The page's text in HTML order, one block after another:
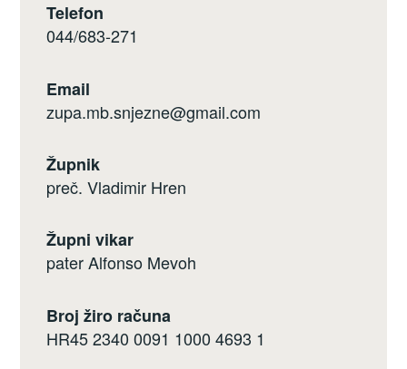
Telefon
044/683-271
Email
zupa.mb.snjezne@gmail.com
Župnik
preč. Vladimir Hren
Župni vikar
pater Alfonso Mevoh
Broj žiro računa
HR45 2340 0091 1000 4693 1